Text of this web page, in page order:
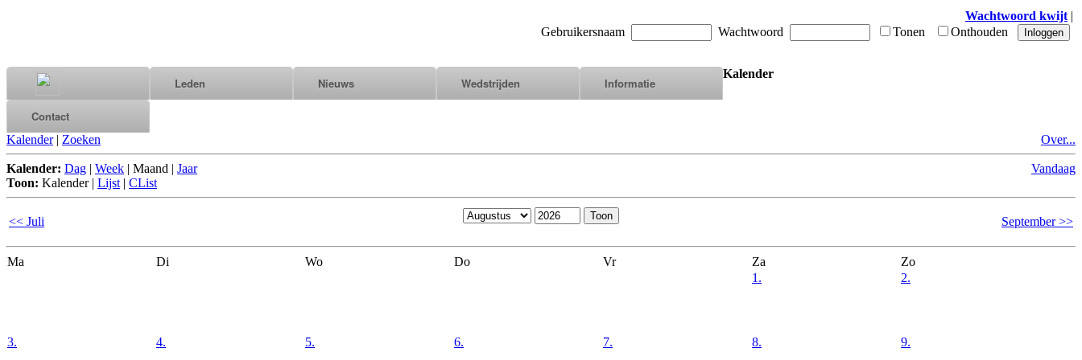
Wachtwoord kwijt |
Gebruikersnaam
Wachtwoord Tonen Onthouden
Leden Nieuws Wedstrijden Informatie
Contact
Kalender
Kalender | Zoeken Over...
Kalender: Dag | Week | Maand | Jaar
Toon: Kalender| Lijst | CList
Vandaag
<< Juli September >>
Ma Di Wo Do Vr Za
Zo
1.
2.
3. 4. 5. 6. 7. 8. 9.